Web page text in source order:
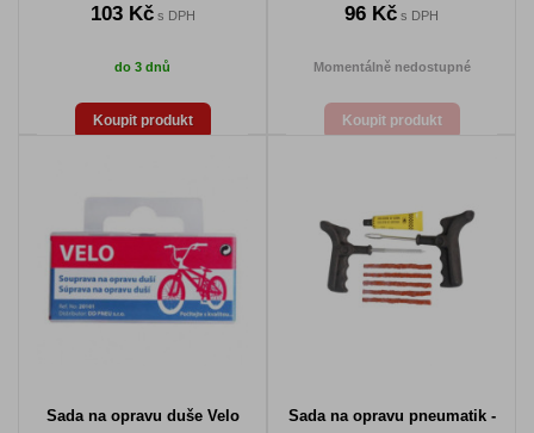
103 Kčs DPH
do 3 dnů
Koupit produkt
96 Kč s DPH
Momentálně nedostupné
Koupit produkt
Sada na opravu duše Velo
Sada na opravu pneumatik -